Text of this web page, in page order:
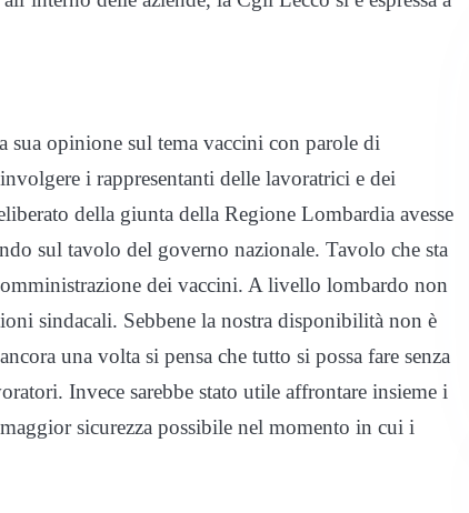
sua opinione sul tema vaccini con parole di
i rappresentanti delle lavoratrici e dei
della giunta della Regione Lombardia avesse
sul tavolo del governo nazionale. Tavolo che sta
dei vaccini. A livello lombardo non
sindacali. Sebbene la nostra disponibilità non è
una volta si pensa che tutto si possa fare senza
Invece sarebbe stato utile affrontare insieme i
sicurezza possibile nel momento in cui i